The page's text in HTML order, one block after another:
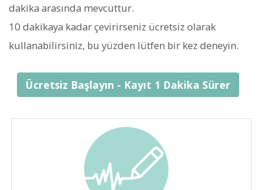
dakika arasında mevcuttur.
10 dakikaya kadar çevirirseniz ücretsiz olarak
kullanabilirsiniz, bu yüzden lütfen bir kez deneyin.
Ücretsiz Başlayın - Kayıt 1 Dakika Sürer